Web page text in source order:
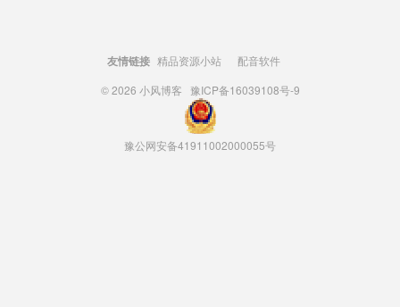
友情链接 精品资源小站
配音软件
© 2026 小风博客 豫ICP备16039108号-9
豫公网安备41911002000055号